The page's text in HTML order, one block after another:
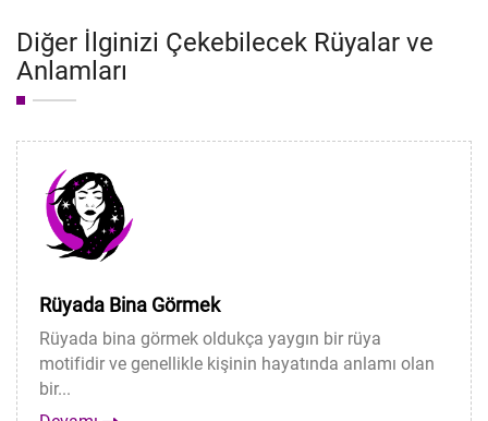
Diğer İlginizi Çekebilecek Rüyalar ve
Anlamları
Rüyada Bina Görmek
Rüyada bina görmek oldukça yaygın bir rüya
motifidir ve genellikle kişinin hayatında anlamı olan
bir...